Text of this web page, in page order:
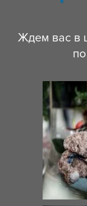
Ждем вас в